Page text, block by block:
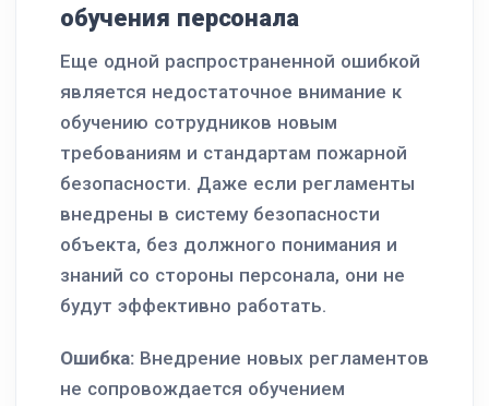
обучения персонала
Еще одной распространенной ошибкой
является недостаточное внимание к
обучению сотрудников новым
требованиям и стандартам пожарной
безопасности. Даже если регламенты
внедрены в систему безопасности
объекта, без должного понимания и
знаний со стороны персонала, они не
будут эффективно работать.
Ошибка: Внедрение новых регламентов
не сопровождается обучением